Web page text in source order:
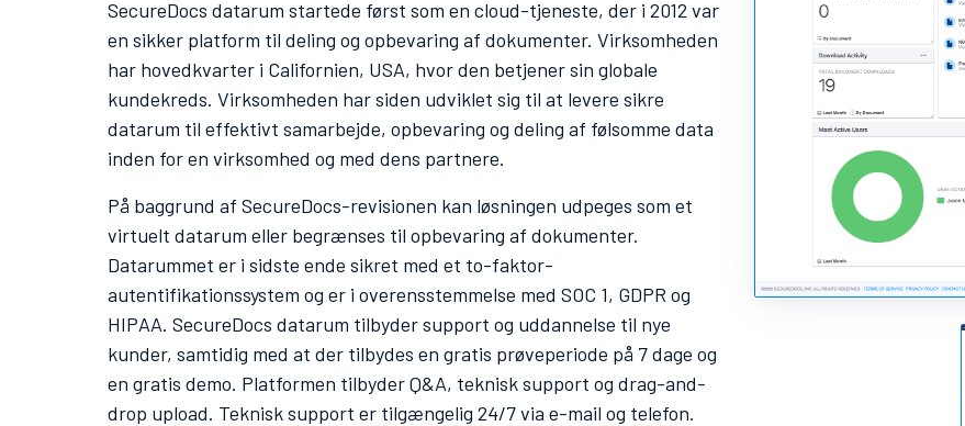
SecureDocs datarum startede først som en cloud-tjeneste, der i 2012 var
en sikker platform til deling og opbevaring af dokumenter. Virksomheden
har hovedkvarter i Californien, USA, hvor den betjener sin globale
kundekreds. Virksomheden har siden udviklet sig til at levere sikre
datarum til effektivt samarbejde, opbevaring og deling af følsomme data
inden for en virksomhed og med dens partnere.
På baggrund af SecureDocs-revisionen kan løsningen udpeges som et
virtuelt datarum eller begrænses til opbevaring af dokumenter.
Datarummet er i sidste ende sikret med et to-faktor-
autentifikationssystem og er i overensstemmelse med SOC 1, GDPR og
HIPAA. SecureDocs datarum tilbyder support og uddannelse til nye
kunder, samtidig med at der tilbydes en gratis prøveperiode på 7 dage og
en gratis demo. Platformen tilbyder Q&A, teknisk support og drag-and-
drop upload. Teknisk support er tilgængelig 24/7 via e-mail og telefon.